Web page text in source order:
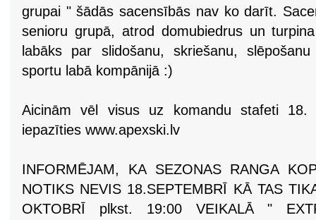
grupai " šādās sacensībās nav ko darīt.
senioru grupā, atrod domubiedrus un
labāks par slidošanu, skriešanu,
sportu labā kompānijā :)
Aicinām vēl visus uz komandu stafeti 18.
iepazīties www.apexski.lv
INFORMĒJAM, KA SEZONAS RANGA
NOTIKS NEVIS 18.SEPTEMBRĪ KĀ TAS
OKTOBRĪ plkst. 19:00 VEIKALĀ "